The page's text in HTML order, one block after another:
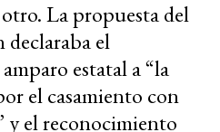
La propuesta del
el
estatal a “la
el casamiento con
el reconocimiento